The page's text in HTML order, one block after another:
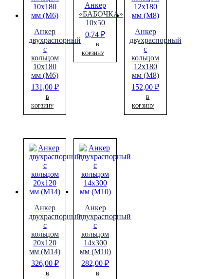
Анкер
двухраспорный
с
кольцом
10х180
мм (М6)
131,00 ₽
В
КОРЗИНУ
Анкер
«БАБОЧКА»
10х50
0,74₽
В
КОРЗИНУ
Анкер
двухраспорный
с
кольцом
12х180
мм (М8)
152,00₽
В
КОРЗИНУ
Анкер
двухраспорный
с
кольцом
20х120
мм (М14)
326,00 ₽
В
Анкер
двухраспорный
с
кольцом
14х300
мм (М10)
282,00₽
В